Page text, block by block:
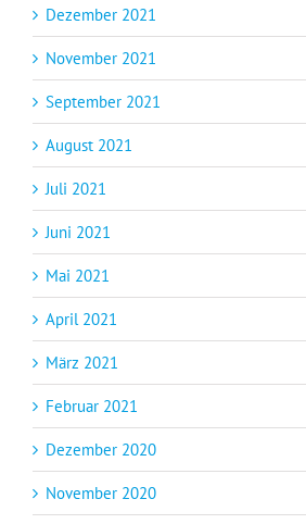
Dezember 2021
November 2021
September 2021
August 2021
Juli 2021
Juni 2021
Mai 2021
April 2021
März 2021
Februar 2021
Dezember 2020
November 2020